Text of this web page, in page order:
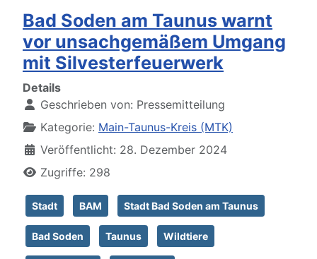
Bad Soden am Taunus warnt
vor unsachgemäßem Umgang
mit Silvesterfeuerwerk
Details
Geschrieben von: Pressemitteilung
Kategorie: Main-Taunus-Kreis (MTK)
Veröffentlicht: 28. Dezember 2024
Zugriffe: 298
Stadt BAM Stadt Bad Soden am Taunus
Bad Soden Taunus Wildtiere